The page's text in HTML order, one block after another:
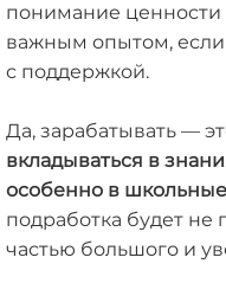
понимание ценности
важным опытом,
с поддержкой.
Да, зарабатывать —
вкладываться в
особенно в
подработка будет не
частью большого и